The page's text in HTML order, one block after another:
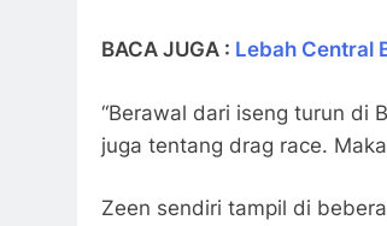
BACA JUGA : Lebah Central
“Berawal dari iseng turun di
juga tentang drag race.
Zeen sendiri tampil di